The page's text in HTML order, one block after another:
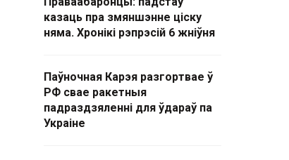
казаць пра змяншэнне ціску
няма. Хронікі рэпрэсій 6 жніўня
Паўночная Карэя разгортвае ў
РФ свае ракетныя
падраздзяленні для ўдараў па
Украіне